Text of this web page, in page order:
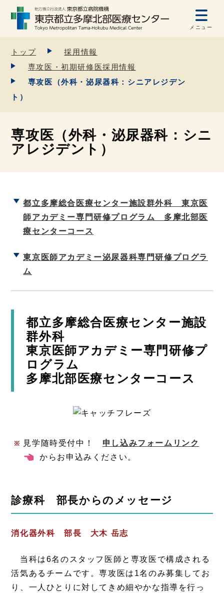
メニュー
トップ
採用情報
専攻医・初期研修医採用情報
専攻医（外科・泌尿器科：シニアレジデン
ト）
専攻医（外科・泌尿器科：シニ
アレジデント）
都立多摩総合医療センター施設群外科 東京医
師アカデミー専門研修プログラム 多摩北部医
療センターコース
東京医師アカデミー泌尿器科専門研修プログラ
ム
都立多摩総合医療センター施設
群外科
東京医師アカデミー専門研修プ
ログラム
多摩北部医療センターコース
見学随時受付中！ 申し込みフォームリンク
からお申込みください。
診療科 部長からのメッセージ
消化器外科 部長 大木 岳志
当科は6名のスタッフ医師と専攻医で構成される
活気あるチームです。専攻医は1名のみ募集してお
り、一人ひとりに対してきめ細やかな指導を行っ